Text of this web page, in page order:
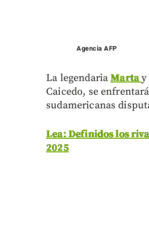
Agencia AFP
La legendariaMartay
Caicedo, se
sudamericanas
Lea: Definidos los
2025